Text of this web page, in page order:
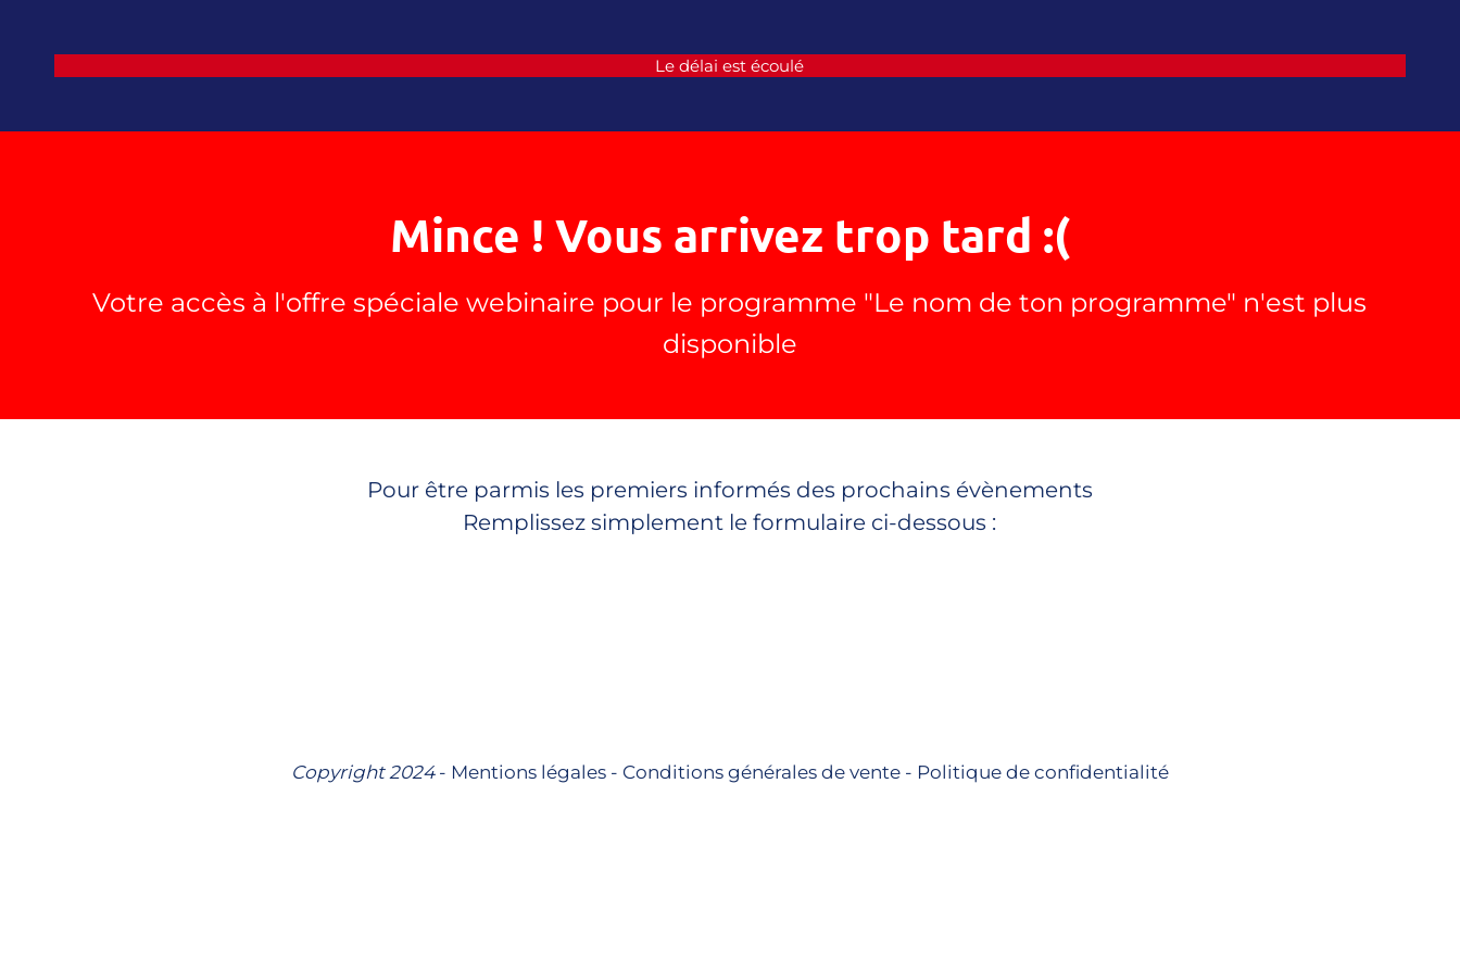
Le délai est écoulé
Mince ! Vous arrivez trop tard :(
Votre accès à l'offre spéciale webinaire pour le programme "Le nom de ton programme" n'est plus
disponible
Pour être parmis les premiers informés des prochains évènements
Remplissez simplement le formulaire ci-dessous :
Copyright 2024- Mentions légales - Conditions générales de vente - Politique de confidentialité